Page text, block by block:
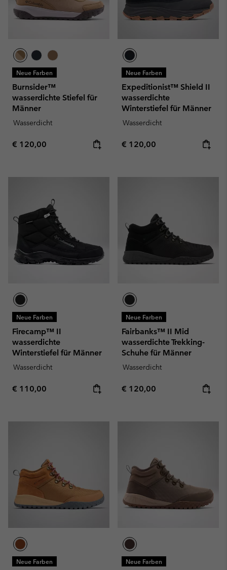
Neue Farben
Burnsider™
wasserdichte Stiefel für
Männer
Wasserdicht
Regular price:
€ 120,00
Neue Farben
Expeditionist™ Shield II
wasserdichte
Winterstiefel für Männer
Wasserdicht
Regular price:
€ 120,00
Neue Farben
Firecamp™ II
wasserdichte
Winterstiefel für Männer
Wasserdicht
Regular price:
€ 110,00
Neue Farben
Fairbanks™ II Mid
wasserdichte Trekking-
Schuhe für Männer
Wasserdicht
Regular price:
€ 120,00
Neue Farben Neue Farben